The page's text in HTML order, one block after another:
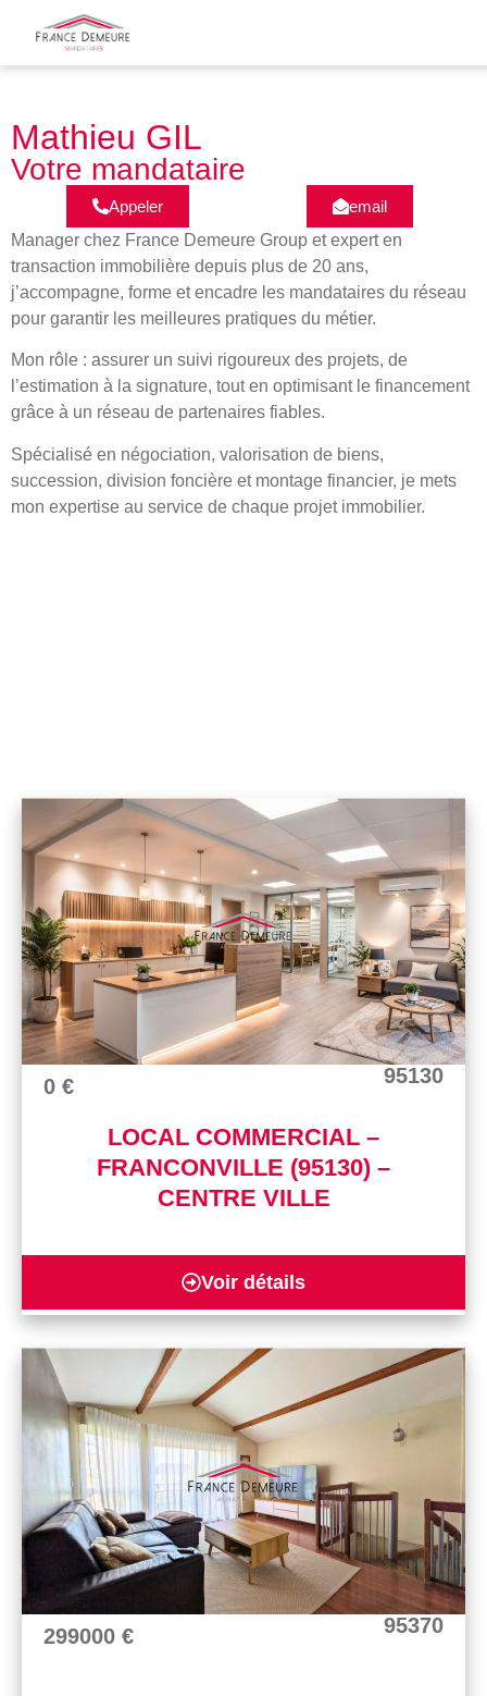
Mathieu GIL
Votre mandataire
Manager chez France Demeure Group et expert en
transaction immobilière depuis plus de 20 ans,
j’accompagne, forme et encadre les mandataires du réseau
pour garantir les meilleures pratiques du métier.
Mon rôle : assurer un suivi rigoureux des projets, de
l’estimation à la signature, tout en optimisant le financement
grâce à un réseau de partenaires fiables.
Spécialisé en négociation, valorisation de biens,
succession, division foncière et montage financier, je mets
mon expertise au service de chaque projet immobilier.
Appeler email
0 €
LOCAL COMMERCIAL –
FRANCONVILLE (95130) –
CENTRE VILLE
95130
Voir détails
299000 € 95370